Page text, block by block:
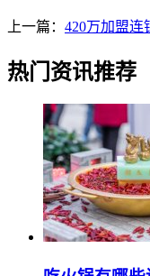
上一篇： 420万加盟连
热门资讯推荐